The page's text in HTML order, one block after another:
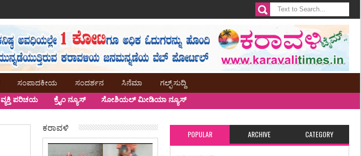
ಸಂಪಾದಕೀಯ ಸಂದರ್ಶನ ಸಿನೆಮಾ ಗಲ್ಫ್ ಸುದ್ದಿ
ವ್ಯಕ್ತಿ ಪರಿಚಯ ಕ್ರೈಂ ನ್ಯೂಸ್ ಸೋಶಿಯಲ್ ಮೀಡಿಯಾ ನ್ಯೂಸ್
POPULAR ARCHIVE CATEGORY
ಕರಾವಳಿ